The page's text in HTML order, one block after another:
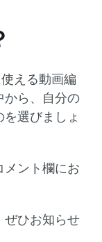
える動画編
から、自分の
選びましょ
メント欄にお
ぜひお知らせ